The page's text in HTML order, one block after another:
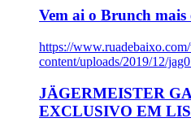
Vem ai o Brunch mais
https://
content/uploads/2019/12/
JÄGERMEISTER
EXCLUSIVO EM